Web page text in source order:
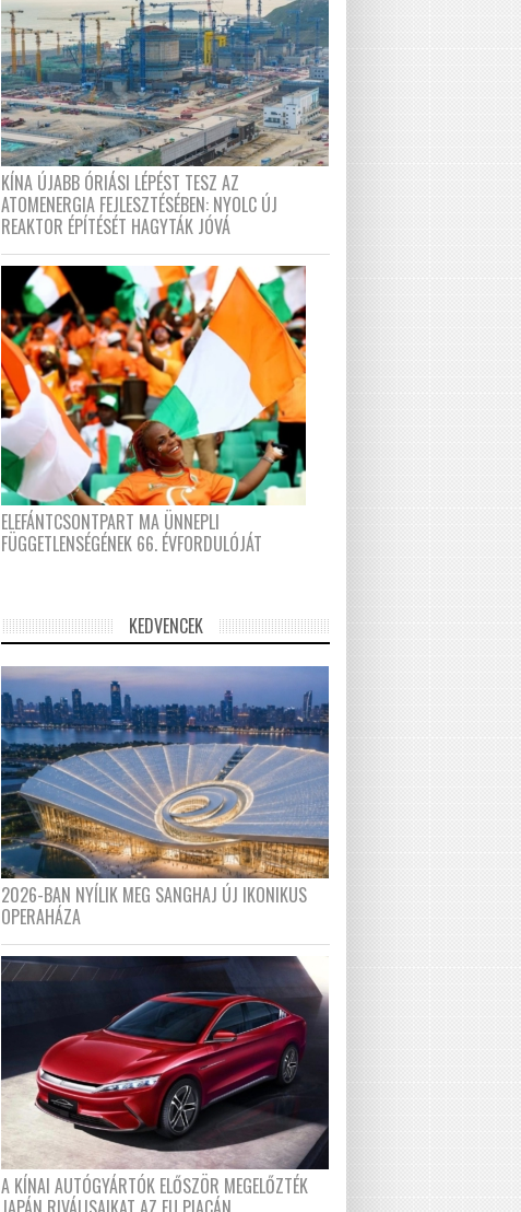
KÍNA ÚJABB ÓRIÁSI LÉPÉST TESZ AZ
ATOMENERGIA FEJLESZTÉSÉBEN: NYOLC ÚJ
REAKTOR ÉPÍTÉSÉT HAGYTÁK JÓVÁ
ELEFÁNTCSONTPART MA ÜNNEPLI
FÜGGETLENSÉGÉNEK 66. ÉVFORDULÓJÁT
KEDVENCEK
2026-BAN NYÍLIK MEG SANGHAJ ÚJ IKONIKUS
OPERAHÁZA
A KÍNAI AUTÓGYÁRTÓK ELŐSZÖR MEGELŐZTÉK